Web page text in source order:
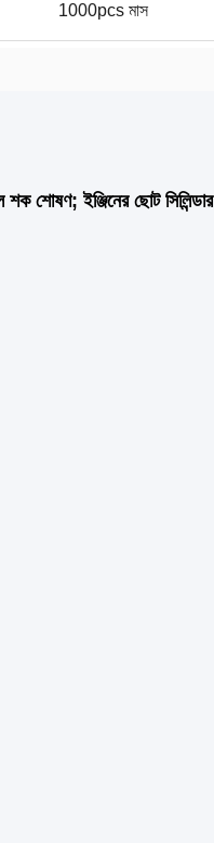
1000pcs মাস
শোষণ; ইঞ্জিনের ছোট সিলিন্ডার